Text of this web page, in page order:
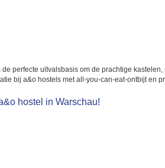
de perfecte uitvalsbasis om de prachtige
bij a&o hostels met all-you-can-eat-ontbijt en
hostel in Warschau!